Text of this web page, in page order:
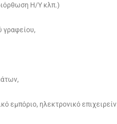
Η/Υ κλπ.)
γραφείου,
εμπόριο, ηλεκτρονικό επιχειρείν